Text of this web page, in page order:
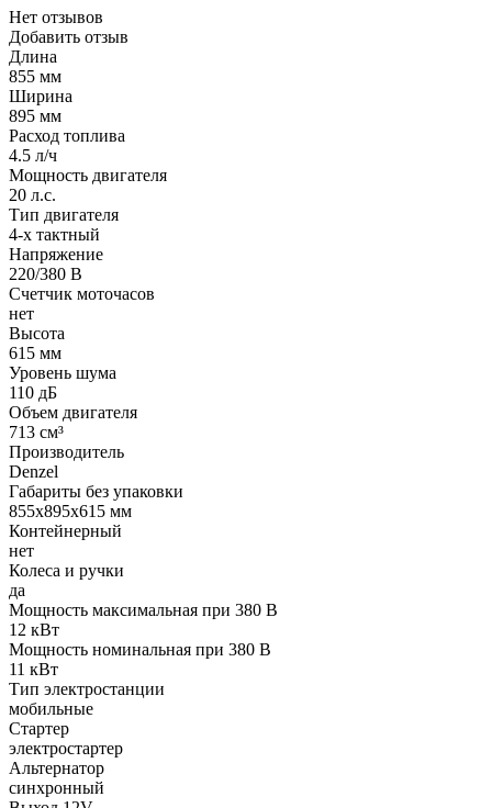
Нет отзывов
Добавить отзыв
Длина
855 мм
Ширина
895 мм
Расход топлива
4.5 л/ч
Мощность двигателя
20 л.с.
Тип двигателя
4-х тактный
Напряжение
220/380 В
Счетчик моточасов
нет
Высота
615 мм
Уровень шума
110 дБ
Объем двигателя
713 см³
Производитель
Denzel
Габариты без упаковки
855x895x615 мм
Контейнерный
нет
Колеса и ручки
да
Мощность максимальная при 380 В
12 кВт
Мощность номинальная при 380 В
11 кВт
Тип электростанции
мобильные
Стартер
электростартер
Альтернатор
синхронный